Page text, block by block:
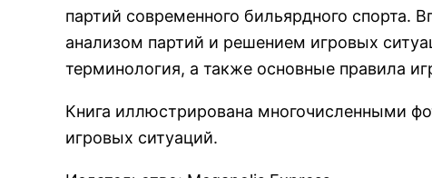
партий современного бильярдного спорта.
анализом партий и решением игровых
терминология, а также основные правила
Книга иллюстрирована многочисленными
игровых ситуаций.